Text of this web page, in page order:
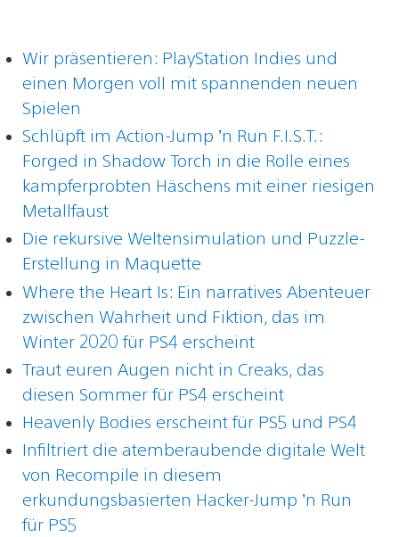
Wir präsentieren: PlayStation Indies und
einen Morgen voll mit spannenden neuen
Spielen
Schlüpft im Action-Jump ’n Run F.I.S.T.:
Forged in Shadow Torch in die Rolle eines
kampferprobten Häschens mit einer riesigen
Metallfaust
Die rekursive Weltensimulation und Puzzle-
Erstellung in Maquette
Where the Heart Is: Ein narratives Abenteuer
zwischen Wahrheit und Fiktion, das im
Winter 2020 für PS4 erscheint
Traut euren Augen nicht in Creaks, das
diesen Sommer für PS4 erscheint
Heavenly Bodies erscheint für PS5 und PS4
Infiltriert die atemberaubende digitale Welt
von Recompile in diesem
erkundungsbasierten Hacker-Jump ’n Run
für PS5